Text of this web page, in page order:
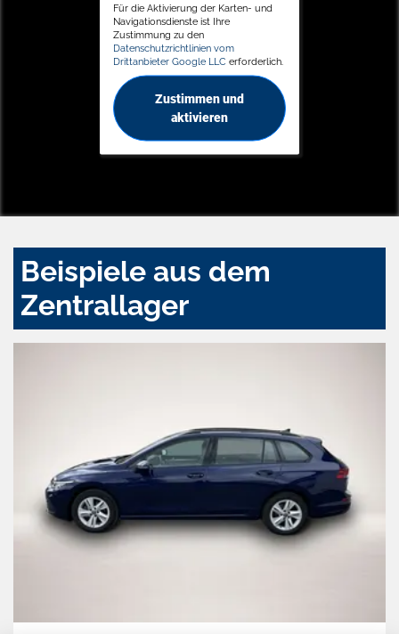
Für die Aktivierung der Karten- und
Navigationsdienste ist Ihre
Zustimmung zu den
Datenschutzrichtlinien vom
Drittanbieter Google LLC erforderlich.
Zustimmen und
aktivieren
Beispiele aus dem
Zentrallager